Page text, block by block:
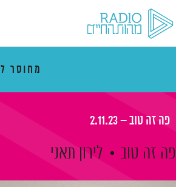
מחוסר
פה זה טוב – 2.11.23
פה זה טוב לירון תאני